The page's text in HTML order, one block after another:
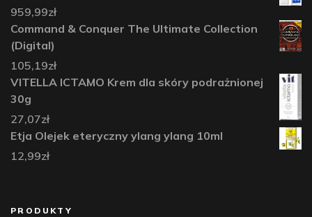
959,99zł
Command & Conquer The Ultimate Collection
(Digital)
105,19zł
VITELLA ICTAMO Krem dla skóry podrażnionej
30g
27,07zł
Etja Olejek eteryczny ylang ylang 10ml
12,99zł
PRODUKTY